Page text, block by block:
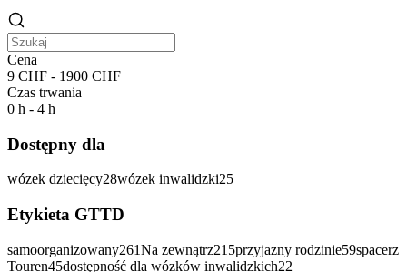
Cena
9 CHF - 1900 CHF
Czas trwania
0 h - 4 h
Dostępny dla
wózek dziecięcy28wózek inwalidzki25
Etykieta GTTD
samoorganizowany261Na zewnątrz215przyjazny rodzinie59spacerz
Touren45dostępność dla wózków inwalidzkich22